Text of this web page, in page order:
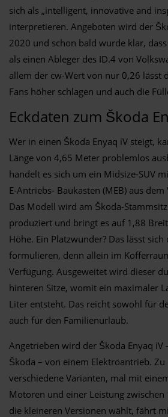
sich als „intelligent, innovative and
interpretieren. Angeboten wird der
2020 und schon bald wurde klar,
als einen Ableger des ID.4 von
allem der cw-Wert von nur 0,26 lässt
Fans höher schlagen und auch die
Eckdaten zum Škoda
Wer in einen Škoda Enyaq iV steigt,
Länge von 4,65 Meter problemlos
handelt es sich um ein Midsize-SUV
E-Antriebs- Baukasten (MEB) aus
Das Modell wird am Škoda-
produziert und bringt es auf 1,88
Höhe. Ein Platzwunder? Das lässt sich
formulieren, denn allein im
Verfügung. Ausgeweitet wird dieser
hinteren Sitze, womit ein maximaler
Liter entsteht. Das reicht sowohl für
auch für den Familienurlaub.
Angetrieben wird der Škoda Enyaq iV
Škoda – von einem Elektroantrieb.
verschiedene Varianten, mal mit
Motoren und einer Leistung zwischen
die kleineren Versionen wählt, fährt